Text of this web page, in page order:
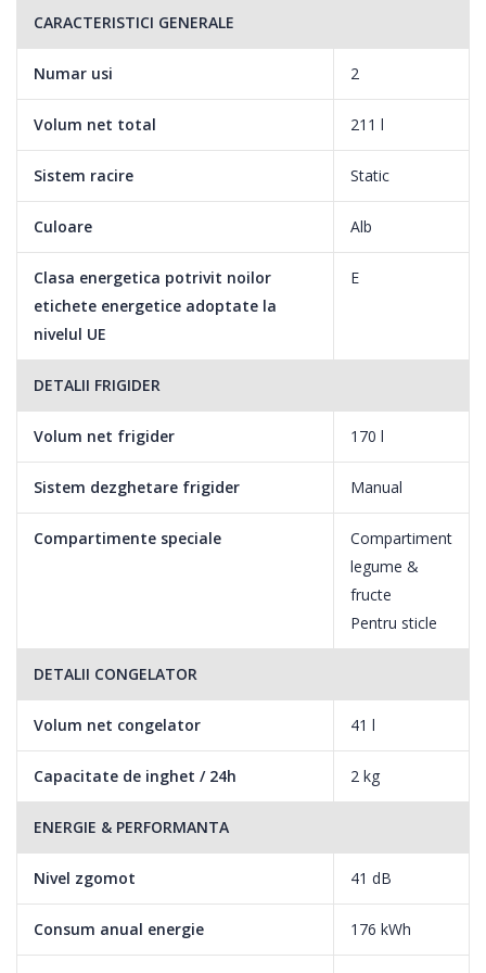
Compartimentul racitor al frigiderului Candy are o capacitate
incat sa fie usor de vizualizat si accesat. Cele 3 rafturi de sticla,
asigura un spatiu suficient pentru depozitarea unui volum mare
de alimente si posibilitatea de a compartimenta interiorul dupa
preferinte.
Congelatorul are o capacitate neta de 41 litri si dispune de un
CARACTERISTICI GENERALE
Numar usi 2
Volum net total 211 l
Sistem racire Static
Culoare Alb
Clasa energetica potrivit noilor
etichete energetice adoptate la
nivelul UE
E
DETALII FRIGIDER
Volum net frigider 170 l
Sistem dezghetare frigider Manual
Compartimente speciale
Compartiment
legume &
fructe
Pentru sticle
DETALII CONGELATOR
Volum net congelator 41 l
Capacitate de inghet / 24h 2 kg
ENERGIE & PERFORMANTA
Nivel zgomot 41 dB
Consum anual energie 176 kWh